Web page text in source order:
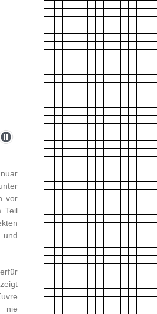
vor
Teil
nie